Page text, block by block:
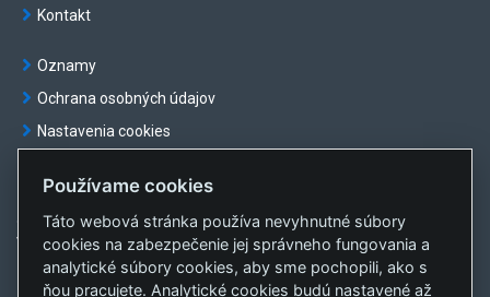
Kontakt
Oznamy
Ochrana osobných údajov
Nastavenia cookies
© OKTE, a.s. Všetky práva vyhradené
Vytvorilasféra, a.s.
Používame cookies
Táto webová stránka používa nevyhnutné súbory
cookies na zabezpečenie jej správneho fungovania a
analytické súbory cookies, aby sme pochopili, ako s
ňou pracujete. Analytické cookies budú nastavené až